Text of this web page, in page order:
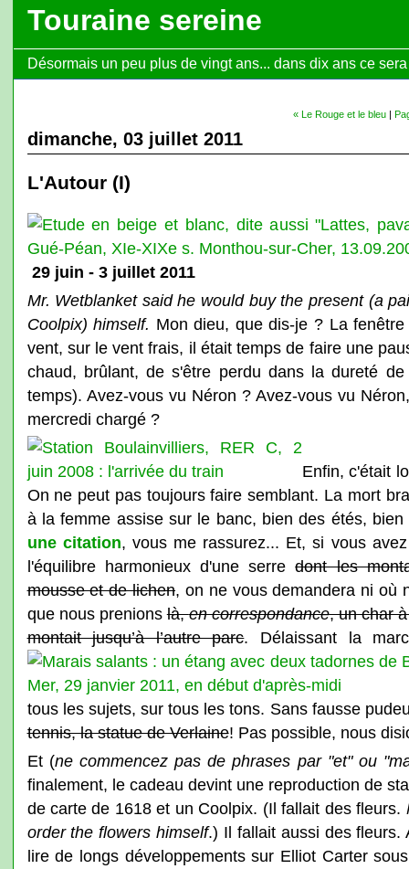
Touraine sereine
Désormais un peu plus de vingt ans... dans dix ans ce
« Le Rouge et le bleu|
dimanche, 03 juillet 2011
L'Autour (I)
29 juin - 3 juillet 2011
Mr. Wetblanket said he would buy the present (a
Coolpix) himself. Mon dieu, que dis-je ? La
vent, sur le vent frais, il était temps de faire une
chaud, brûlant, de s'être perdu dans la dureté
temps). Avez-vous vu Néron ? Avez-vous vu
mercredi chargé ?
Enfin, c'était
On ne peut pas toujours faire semblant. La mort
à la femme assise sur le banc, bien des étés,
une citation, vous me rassurez... Et, si vous
l'équilibre harmonieux d'une serredont les
mousse et de lichen, on ne vous demandera ni où
que nous prenionslà,en correspondance, un char
montait jusqu’à l’autre parc. Délaissant la
tous les sujets, sur tous les tons. Sans fausse
tennis, la statue de Verlaine! Pas possible, nous
Et (ne commencez pas de phrases par "et" ou
finalement, le cadeau devint une reproduction de
de carte de 1618 et un Coolpix. (Il fallait des fleurs.
order the flowers himself.) Il fallait aussi des fleurs.
lire de longs développements sur Elliot Carter